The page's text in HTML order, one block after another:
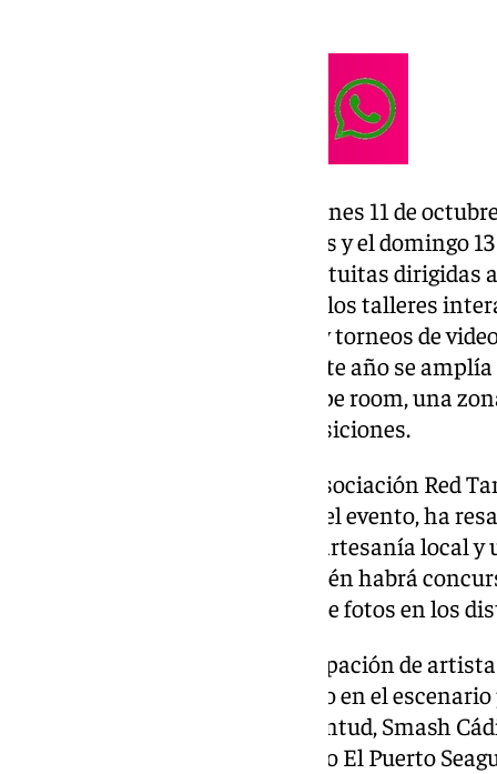
El festival se desarrollará el viernes 11 de
sábado 12 de 11:00 a 22:00 horas y el domingo
actividades completamente gratuitas dirigidas
Entre las propuestas, destacan los talleres
cosplay, exhibiciones de k-pop y torneos de
japonesa y coreana. Además, este año se
zonas temáticas como un escape room, una
más espacios dedicados a exposiciones.
Tamara Vila, presidenta de la Asociación Red
Concejalía en la organización del evento, ha
variada selección de stands de artesanía local
especialidades asiáticas. También habrá
podrán participar en sesiones de fotos en los
El evento contará con la participación de
locales, que exhibirán su talento en el
las asociaciones Sala de la Juventud, Smash
equipo local de fútbol americano El Puerto